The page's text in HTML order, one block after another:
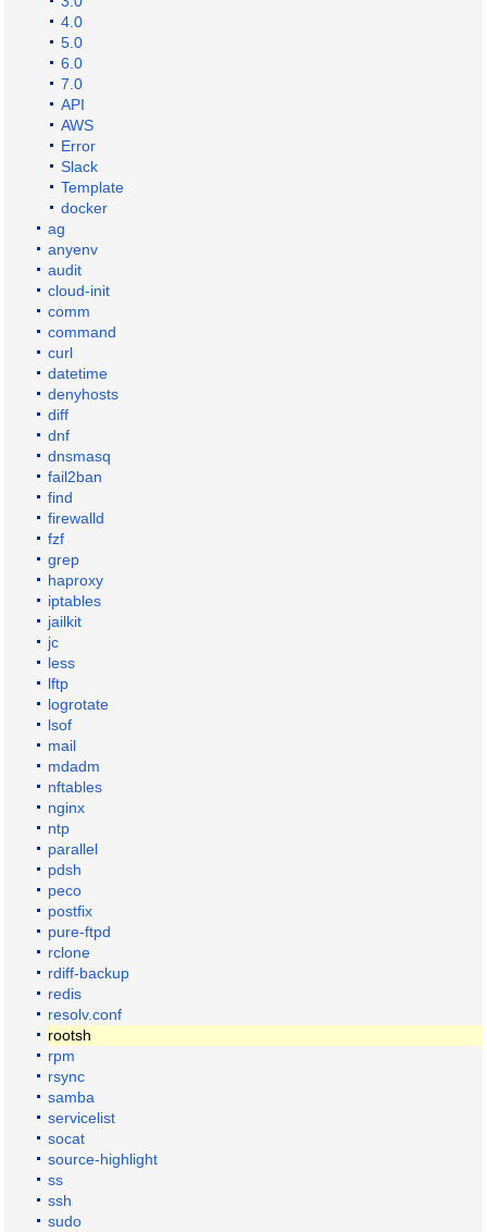
4.0
5.0
6.0
7.0
API
AWS
Error
Slack
Template
docker
ag
anyenv
audit
cloud-init
comm
command
curl
datetime
denyhosts
diff
dnf
dnsmasq
fail2ban
find
firewalld
fzf
grep
haproxy
iptables
jailkit
jc
less
lftp
logrotate
lsof
mail
mdadm
nftables
nginx
ntp
parallel
pdsh
peco
postfix
pure-ftpd
rclone
rdiff-backup
redis
resolv.conf
rootsh
rpm
rsync
samba
servicelist
socat
source-highlight
ss
ssh
sudo